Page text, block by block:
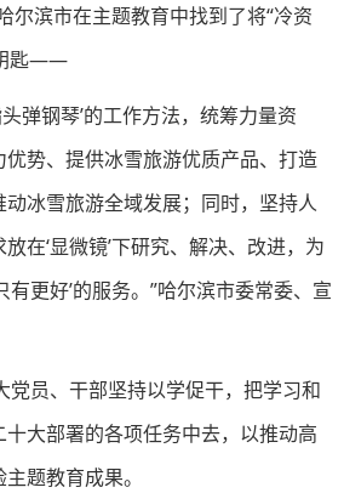
尔滨市在主题教育中找到了将“冷资
钥匙——
弹钢琴’的工作方法，统筹力量资
势、提供冰雪旅游优质产品、打造
冰雪旅游全域发展；同时，坚持人
在‘显微镜’下研究、解决、改进，为
有更好’的服务。”哈尔滨市委常委、宣
党员、干部坚持以学促干，把学习和
大部署的各项任务中去，以推动高
题教育成果。